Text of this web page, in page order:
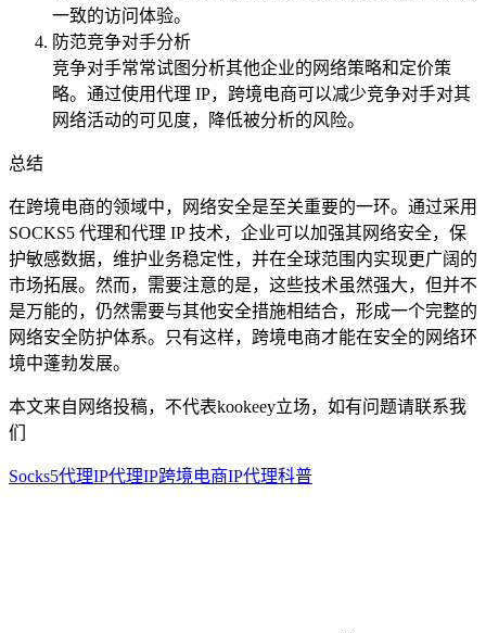
一致的访问体验。
防范竞争对手分析
竞争对手常常试图分析其他企业的网络策略和定价策
略。通过使用代理 IP，跨境电商可以减少竞争对手对其
网络活动的可见度，降低被分析的风险。
总结
在跨境电商的领域中，网络安全是至关重要的一环。通过采用
SOCKS5 代理和代理 IP 技术，企业可以加强其网络安全，保
护敏感数据，维护业务稳定性，并在全球范围内实现更广阔的
市场拓展。然而，需要注意的是，这些技术虽然强大，但并不
是万能的，仍然需要与其他安全措施相结合，形成一个完整的
网络安全防护体系。只有这样，跨境电商才能在安全的网络环
境中蓬勃发展。
本文来自网络投稿，不代表kookeey立场，如有问题请联系我
们
Socks5代理IP代理IP跨境电商IP代理科普